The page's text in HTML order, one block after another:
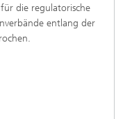
die regulatorische
entlang der